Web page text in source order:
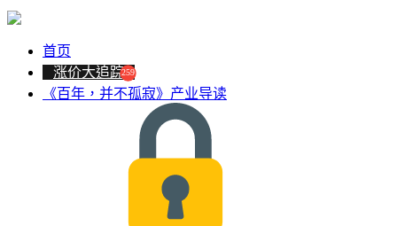
首页
涨价大追踪259
《百年，并不孤寂》产业导读